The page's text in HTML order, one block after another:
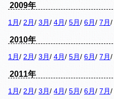
2009年
1月 / 2月 / 3月 / 4月 / 5月 / 6月 / 7月 /
2010年
1月 / 2月 / 3月 / 4月 / 5月 / 6月 / 7月 /
2011年
1月 / 2月 / 3月 / 4月 / 5月 / 6月 / 7月 /